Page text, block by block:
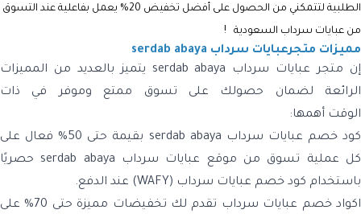
الطلبية لتتمكني من الحصول على أفضل تخفيض 20% يعمل بفاعلية عند التسوق
من عبايات سرداب السعودية !
مميزات متجرعبايات سرداب serdab abaya
إن متجر عبايات سرداب serdab abaya يتميز بالعديد من المميزات
الرائعة لضمان حصولك على تسوق ممتع وموفر في ذات
الوقت أهمها:
كود خصم عبايات سرداب serdab abaya بقيمة حتى 50% فعال على
كل عملية تسوق من موقع عبايات سرداب serdab abaya حصريًا
باستخدام كود خصم عبايات سرداب (WAFY) عند الدفع.
اكواد خصم عبايات سرداب تقدم لك تخفيضات مميزة حتى 70% على